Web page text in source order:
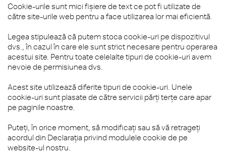
Cookie-urile sunt mici fişiere de text ce pot fi utilizate de
către site-urile web pentru a face utilizarea lor mai eficientă.
Legea stipulează că putem stoca cookie-uri pe dispozitivul
dvs., în cazul în care ele sunt strict necesare pentru operarea
acestui site. Pentru toate celelalte tipuri de cookie-uri avem
nevoie de permisiunea dvs.
Acest site utilizează diferite tipuri de cookie-uri. Unele
cookie-uri sunt plasate de către servicii părţi terţe care apar
pe paginile noastre.
Puteți, în orice moment, să modificați sau să vă retrageți
acordul din Declarația privind modulele cookie de pe
website-ul nostru.